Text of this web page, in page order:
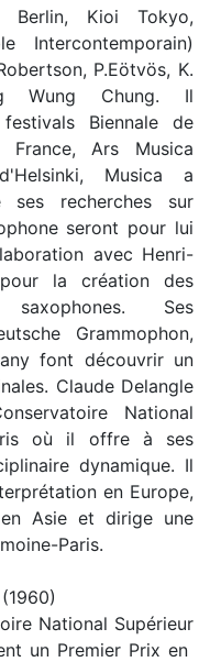
Berlin, Kioi Tokyo,
Intercontemporain)
P.Eötvös, K.
Wung Chung. Il
Biennale de
France, Ars Musica
Musica a
ses recherches sur
seront pour lui
avec Henri-
la création des
Ses
Grammophon,
font découvrir un
Claude Delangle
National
où il offre à ses
dynamique. Il
en Europe,
Asie et dirige une
Paris.
National Supérieur
un Premier Prix en